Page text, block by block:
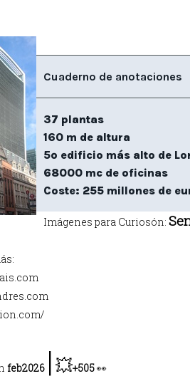
Cuaderno de anotaciones
37 plantas
160 m de altura
5º edificio más alto de
68000 mc de oficinas
Coste: 255 millones de
Imágenes para Curiosón:
feb2026 |💥+505👀